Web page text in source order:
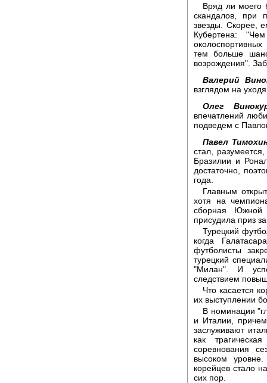
Вряд ли моего
скандалов, при
звезды. Скорее,
Кубертена:
тем больше
возрождения".
Валерий
взглядом на
Олег
впечатлений
подведем с
Павел
стал,
Бразилии и
достаточно,
года.
Главным
хотя на
сборная
присудила приз
Турецкий
когда
футболисты
турецкий
"Милан". И
следствием
Что касается
их выступлении
В номинации
и Италии,
заслуживают
как
соревнования
высоком
корейцев стало
сих пор.